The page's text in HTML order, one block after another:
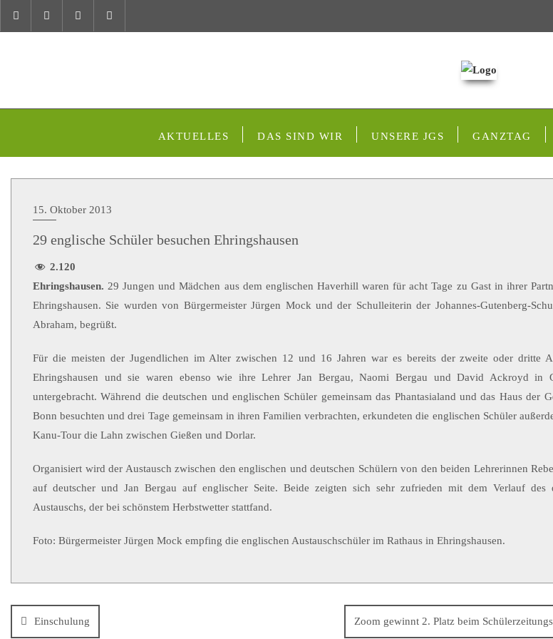
AKTUELLES DAS SIND WIR UNSERE JGS GANZTAG
15. Oktober 2013
29 englische Schüler besuchen Ehringshausen
2.120
Ehringshausen. 29 Jungen und Mädchen aus dem englischen Haverhill waren für acht Tage zu Gast in ihrer
Ehringshausen. Sie wurden von Bürgermeister Jürgen Mock und der Schulleiterin der Johannes-Gutenberg-
Abraham, begrüßt.
Für die meisten der Jugendlichen im Alter zwischen 12 und 16 Jahren war es bereits der zweite oder dritte
Ehringshausen und sie waren ebenso wie ihre Lehrer Jan Bergau, Naomi Bergau und David Ackroyd in
untergebracht. Während die deutschen und englischen Schüler gemeinsam das Phantasialand und das Haus der
Bonn besuchten und drei Tage gemeinsam in ihren Familien verbrachten, erkundeten die englischen Schüler
Kanu-Tour die Lahn zwischen Gießen und Dorlar.
Organisiert wird der Austausch zwischen den englischen und deutschen Schülern von den beiden Lehrerinnen
auf deutscher und Jan Bergau auf englischer Seite. Beide zeigten sich sehr zufrieden mit dem Verlauf des
Austauschs, der bei schönstem Herbstwetter stattfand.
Foto: Bürgermeister Jürgen Mock empfing die englischen Austauschschüler im Rathaus in Ehringshausen.
Einschulung Zoom gewinnt 2. Platz beim